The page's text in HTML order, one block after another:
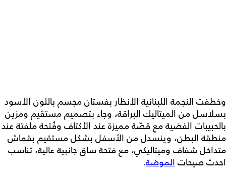
وخطفت النجمة اللبنانية الأنظار بفستان مجسم باللون الأسود
بسلاسل من الميتاليك البراقة، وجاء بتصميم مستقيم ومزين
بالحبيبات الفضية مع قصّة مميزة عند الأكتاف وفُتحة ملفتة عند
منطقة البطن، وينسدل من الأسفل بشكل مستقيم بقماش
متداخل شفاف وميتاليكي، مع فتحة ساق جانبية عالية، تناسب
احدث صيحاتالموضة.